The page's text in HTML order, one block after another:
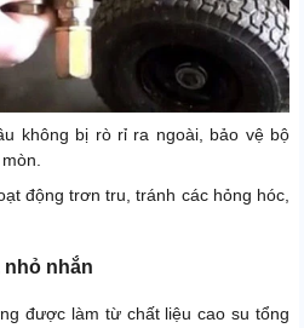
không bị rò rỉ ra ngoài, bảo vệ bộ
động trơn tru, tránh các hỏng hóc,
nhỏ nhắn
được làm từ chất liệu cao su tổng